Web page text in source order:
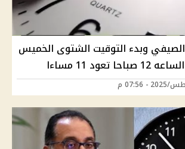
الصيفي وبدء التوقيت الشتوى الخميس